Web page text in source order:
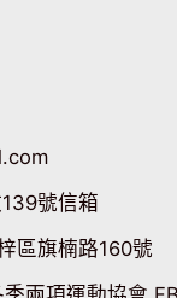
號信箱
區旗楠路160號